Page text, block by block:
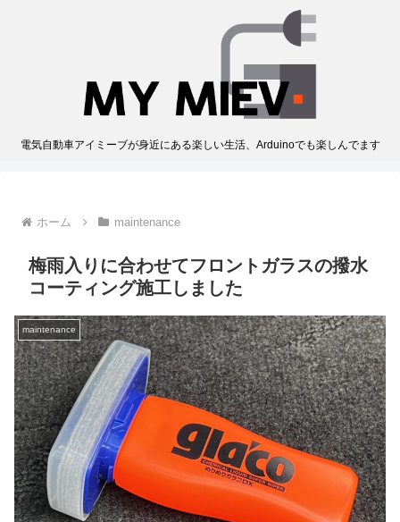
電気自動車アイミーブが身近にある楽しい生活、Arduinoでも楽しんでます
ホーム maintenance
梅雨入りに合わせてフロントガラスの撥水
コーティング施工しました
maintenance